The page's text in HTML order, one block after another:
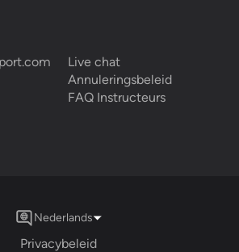
Live chat
Annuleringsbeleid
FAQ Instructeurs
Privacybeleid
Nederlands